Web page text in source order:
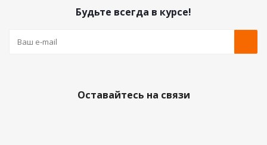
Будьте всегда в курсе!
Оставайтесь на связи